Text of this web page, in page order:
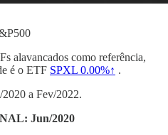
alavancados como referência,
é o ETF SPXL 0.00%↑ .
2020 a Fev/2022.
Jun/2020